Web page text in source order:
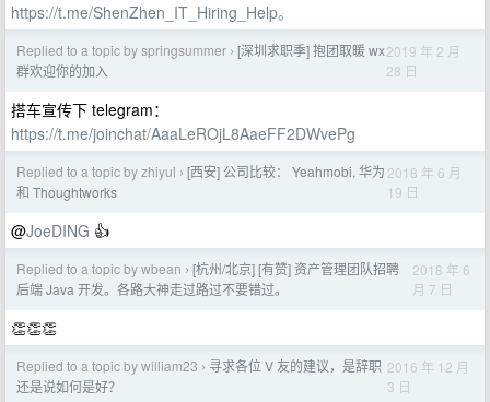
https://t.me/ShenZhen_IT_Hiring_Help。
Replied to a topic by springsummer › [深圳求职季] 抱团取暖 wx
群欢迎你的加入
2019 年 2 月
28 日
搭车宣传下 telegram：
https://t.me/joinchat/AaaLeROjL8AaeFF2DWvePg
Replied to a topic by zhiyul › [西安] 公司比较： Yeahmobi, 华为
和 Thoughtworks
2018 年 6 月
19 日
@JoeDING 👍
Replied to a topic by wbean › [杭州/北京] [有赞] 资产管理团队招聘
后端 Java 开发。各路大神走过路过不要错过。
2018 年 6
月 7 日
👏👏👏
Replied to a topic by william23 › 寻求各位 V 友的建议，是辞职
还是说如何是好？
2016 年 12 月
3 日